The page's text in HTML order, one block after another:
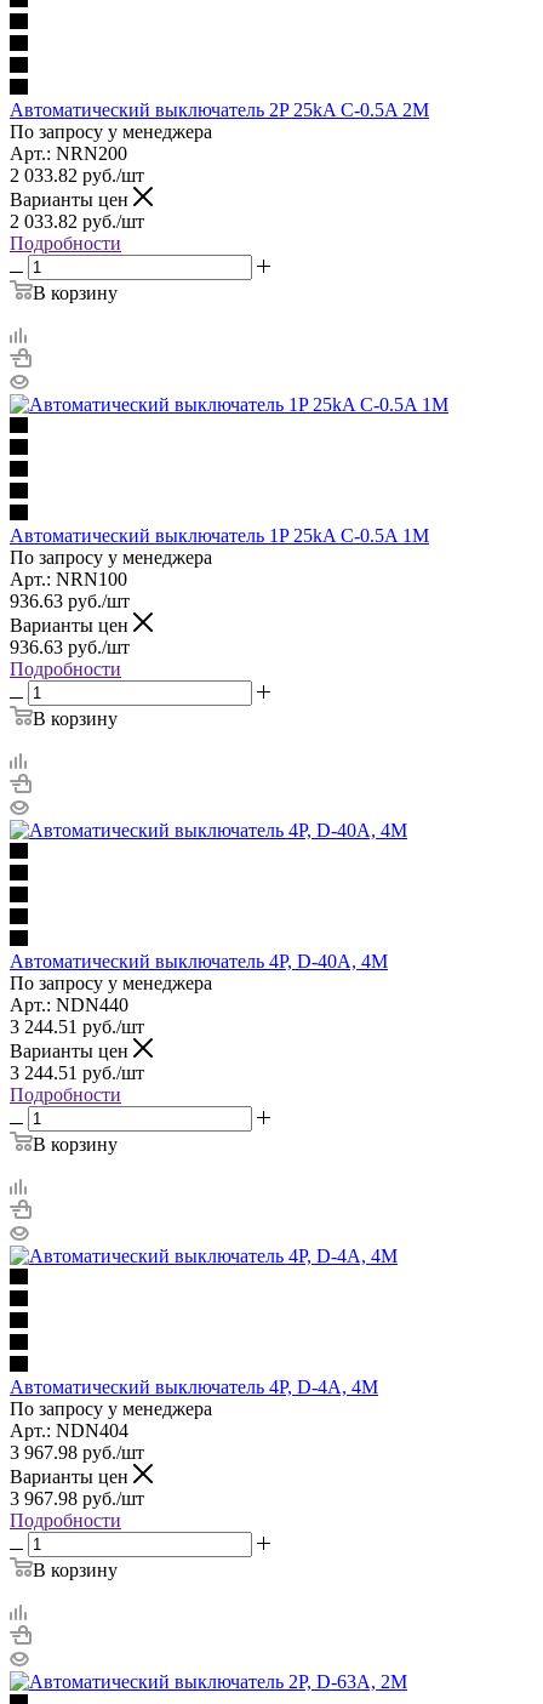
Автоматический выключатель 2P 25kA C-0.5A 2M
По запросу у менеджера
Арт.: NRN200
2 033.82 руб./шт
Варианты цен
2 033.82 руб./шт
Подробности
В корзину
Автоматический выключатель 1P 25kA C-0.5A 1M
По запросу у менеджера
Арт.: NRN100
936.63 руб./шт
Варианты цен
936.63 руб./шт
Подробности
В корзину
Автоматический выключатель 4P, D-40A, 4M
По запросу у менеджера
Арт.: NDN440
3 244.51 руб./шт
Варианты цен
3 244.51 руб./шт
Подробности
В корзину
Автоматический выключатель 4P, D-4A, 4M
По запросу у менеджера
Арт.: NDN404
3 967.98 руб./шт
Варианты цен
3 967.98 руб./шт
Подробности
В корзину